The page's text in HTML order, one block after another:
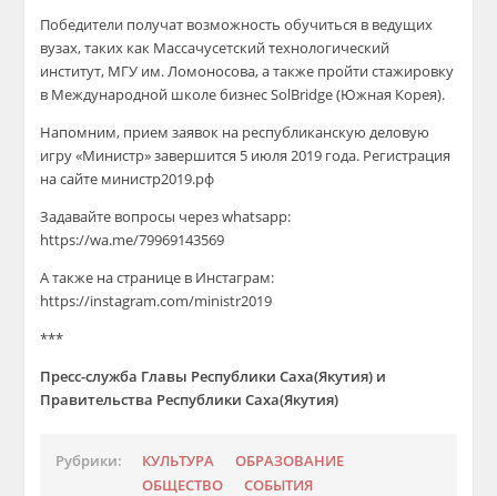
Победители получат возможность обучиться в ведущих
вузах, таких как Массачусетский технологический
институт, МГУ им. Ломоносова, а также пройти стажировку
в Международной школе бизнес SolBridge (Южная Корея).
Напомним, прием заявок на республиканскую деловую
игру «Министр» завершится 5 июля 2019 года. Регистрация
на сайте министр2019.рф
Задавайте вопросы через whatsapp:
https://wa.me/79969143569
А также на странице в Инстаграм:
https://instagram.com/ministr2019
***
Пресс-служба Главы Республики Саха(Якутия) и
Правительства Республики Саха(Якутия)
Рубрики: КУЛЬТУРА
ОБРАЗОВАНИЕ
ОБЩЕСТВО
СОБЫТИЯ